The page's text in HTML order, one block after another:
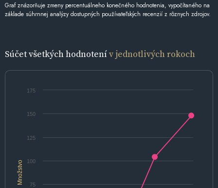
Graf znázorňuje zmeny percentuálneho konečného hodnotenia, vypočítaného na
základe súhrnnej analýzy dostupných používateľských recenzií z rôznych zdrojov.
Súčet všetkých hodnotenív jednotlivých rokoch
Množstvo 75
100
125
150
175